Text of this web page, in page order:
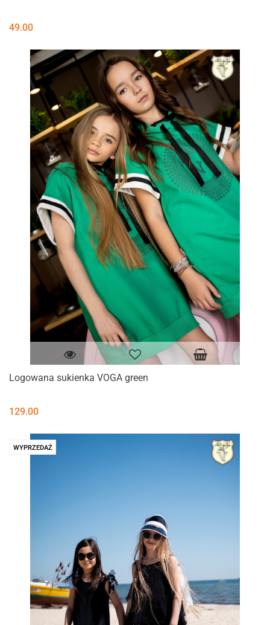
49.00
Logowana sukienka VOGA green
129.00
WYPRZEDAŻ